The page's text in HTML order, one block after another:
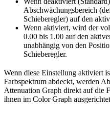
Abschwächungsbereich
Schieberegler) auf den
Wenn aktiviert, wird der
0.00 bis 1.00 auf den
unabhängig von den
Schieberegler.
Wenn diese Einstellung aktiviert
Farbspektrum abdeckt, werden
Attenuation Graph direkt auf die
ihnen im Color Graph